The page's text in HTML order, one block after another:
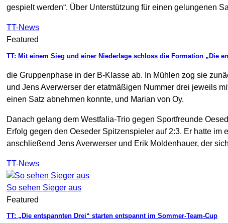
gespielt werden“. Über Unterstützung für einen gelungenen
TT-News
Featured
TT: Mit einem Sieg und einer Niederlage schloss die Formation „Die
die Gruppenphase in der B-Klasse ab. In Mühlen zog sie
und Jens Averwerser der etatmäßigen Nummer drei jeweils
einen Satz abnehmen konnte, und Marian von Oy.
Danach gelang dem Westfalia-Trio gegen Sportfreunde
Erfolg gegen den Oeseder Spitzenspieler auf 2:3. Er hatte
anschließend Jens Averwerser und Erik Moldenhauer, der
TT-News
So sehen Sieger aus
Featured
TT: „Die entspannten Drei“ starten entspannt im Sommer-Team-Cup